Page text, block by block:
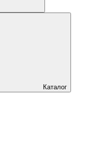
Каталог